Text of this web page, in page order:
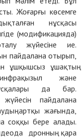
Жоғарғы көсемге
нұсқасы
(модификацияда)
жүйесіне ие.
пайдалана отырып,
ұшқышсыз ұшақтың
және
да бар.
пайдалана
артқы жағында,
соққы бере алады.
дронның қара